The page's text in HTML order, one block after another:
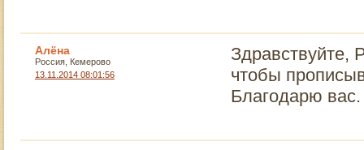
Алёна
Россия, Кемерово
13.11.2014 08:01:56
Здравствуйте,
чтобы
Благодарю